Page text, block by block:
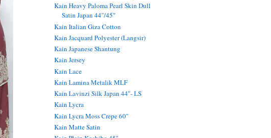
Kain Heavy Paloma Pearl Skin Dull
Satin Japan 44"/45"
Kain Italian Giza Cotton
Kain Jacquard Polyester (Langsir)
Kain Japanese Shantung
Kain Jersey
Kain Lace
Kain Lamina Metalik MLF
Kain Lavinzi Silk Japan 44"- LS
Kain Lycra
Kain Lycra Moss Crepe 60"
Kain Matte Satin